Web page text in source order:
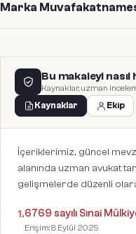
Marka
Bu makaleyi nasıl
Kaynaklar, uzman
Kaynaklar
Ekip
İçeriklerimiz, güncel
alanında uzman avukat
gelişmelerde düzenli
1.6769 sayılı Sınai
Erişim:8 Eylül 2025